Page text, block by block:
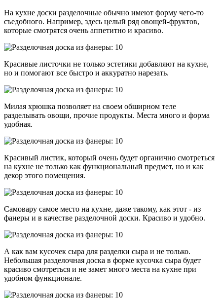
На кухне доски разделочные обычно имеют форму чего-то
съедобного. Например, здесь целый ряд овощей-фруктов,
которые смотрятся очень аппетитно и красиво.
Красивые листочки не только эстетики добавляют на кухне,
но и помогают все быстро и аккуратно нарезать.
Милая хрюшка позволяет на своем обширном теле
разделывать овощи, прочие продукты. Места много и форма
удобная.
Красивый листик, который очень будет органично смотреться
на кухне не только как функциональный предмет, но и как
декор этого помещения.
Самовару самое место на кухне, даже такому, как этот - из
фанеры и в качестве разделочной доски. Красиво и удобно.
А как вам кусочек сыра для разделки сыра и не только.
Небольшая разделочная доска в форме кусочка сыра будет
красиво смотреться и не замет много места на кухне при
удобном функционале.